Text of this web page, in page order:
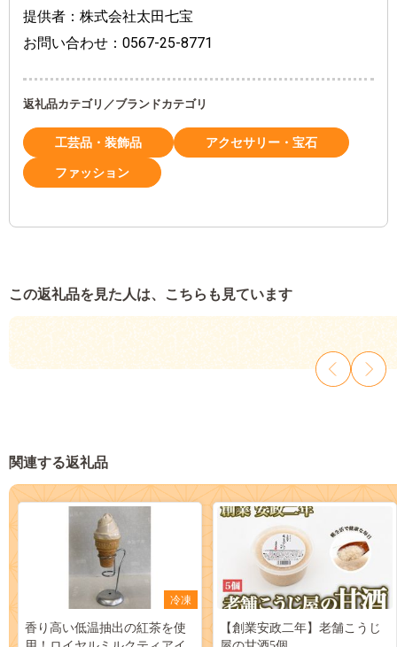
提供者：株式会社太田七宝
お問い合わせ：0567-25-8771
返礼品カテゴリ／ブランドカテゴリ
工芸品・装飾品 アクセサリー・宝石
ファッション
この返礼品を見た人は、こちらも見ています
関連する返礼品
冷凍
香り高い低温抽出の紅茶を使
【創業安政二年】老舗こうじ